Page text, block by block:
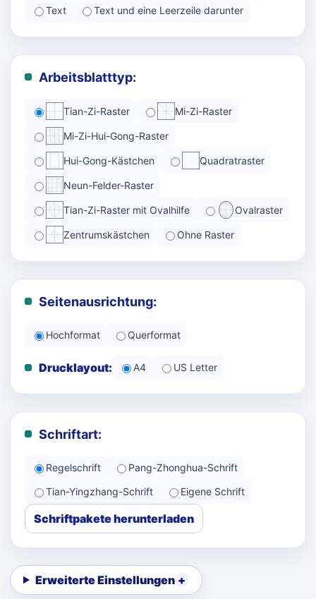
Text
Text und eine Leerzeile darunter
Arbeitsblatttyp:
Tian-Zi-Raster Mi-Zi-Raster
Mi-Zi-Hui-Gong-Raster
Hui-Gong-Kästchen Quadratraster
Neun-Felder-Raster
Tian-Zi-Raster mit Ovalhilfe Ovalraster
Zentrumskästchen Ohne Raster
Seitenausrichtung:
Hochformat Querformat
Drucklayout: A4 US Letter
Schriftart:
Regelschrift
Pang-Zhonghua-Schrift
Tian-Yingzhang-Schrift
Eigene Schrift
Schriftpakete herunterladen
Erweiterte Einstellungen